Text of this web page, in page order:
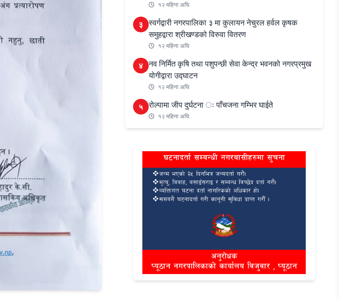
१२ महिना अघि
३ स्वर्गद्वारी नगरपालिका ३ मा कुलायन नेचुरल हर्वल कृषक
समुहद्वारा श्रीखण्डको विरुवा वितरण
१२ महिना अघि
४ नव निर्मित कृषि तथा पशुपन्छी सेवा केन्द्र भवनको नगरप्रमुख
योगीद्वारा उद्घाटन
१२ महिना अघि
५ रोल्पामा जीप दुर्घटना ः पाँचजना गम्भिर घाईते
१२ महिना अघि